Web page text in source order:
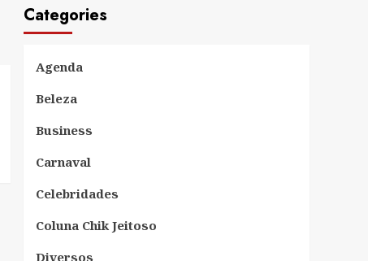
Categories
Agenda
Beleza
Business
Carnaval
Celebridades
Coluna Chik Jeitoso
Diversos